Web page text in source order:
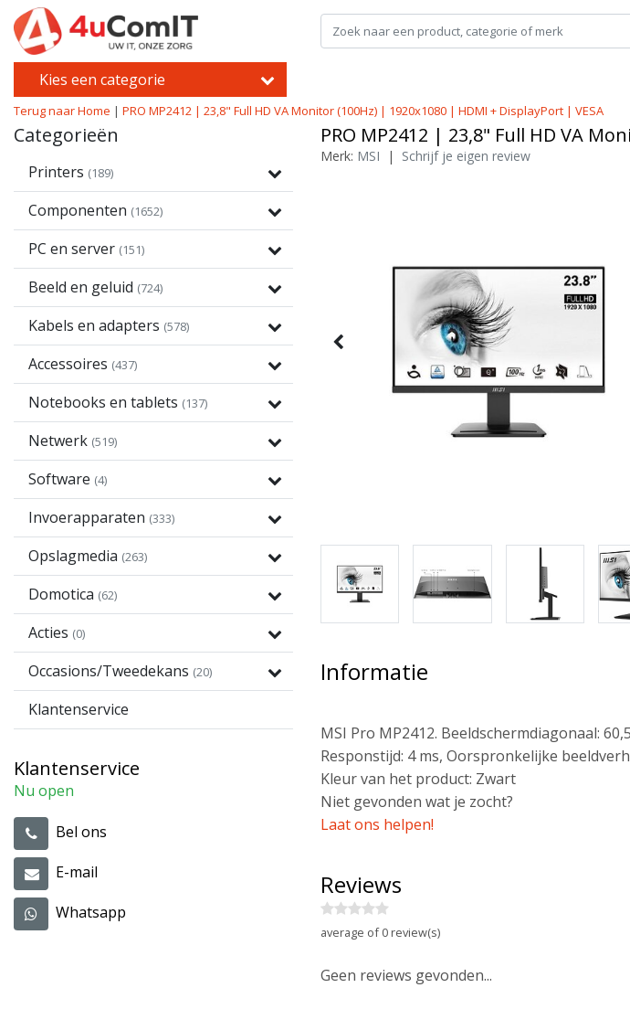
Kies een categorie
Terug naar Home | PRO MP2412 | 23,8" Full HD VA Monitor (100Hz) | 1920x1080 | HDMI + DisplayPort | VESA
Categorieën
Printers (189)
Componenten (1652)
PC en server (151)
Beeld en geluid (724)
Kabels en adapters (578)
Accessoires (437)
Notebooks en tablets (137)
Netwerk (519)
Software (4)
Invoerapparaten (333)
Opslagmedia (263)
Domotica (62)
Acties (0)
Occasions/Tweedekans (20)
Klantenservice
Klantenservice
Nu open
Bel ons
E-mail
Whatsapp
PRO MP2412 | 23,8" Full HD VA
Merk: MSI | Schrijf je eigen review
Informatie
MSI Pro MP2412. Beeldschermdiagonaal:
Responstijd: 4 ms, Oorspronkelijke
Kleur van het product: Zwart
Niet gevonden wat je zocht?
Laat ons helpen!
Reviews
average of 0 review(s)
Geen reviews gevonden...